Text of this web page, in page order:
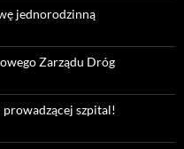
jednorodzinną
Zarządu Dróg
prowadzącej szpital!